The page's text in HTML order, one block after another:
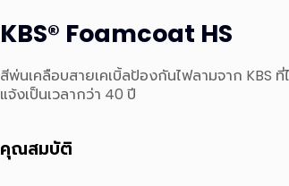
KBS® Foamcoat HS
สีพ่นเคลือบสายเคเบิ้ลป้องกันไฟลามจาก KBS
แจ้งเป็นเวลากว่า 40 ปี
คุณสมบัติ